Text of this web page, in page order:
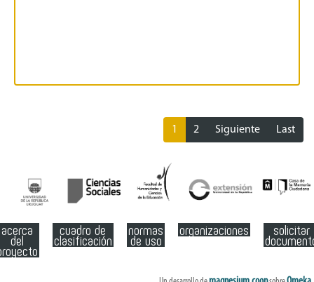
1 2 Siguiente Last
acerca
del
cuadro de
clasificación
normas
de uso
organizaciones solicitar